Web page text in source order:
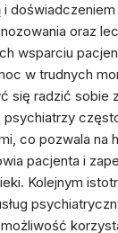
oraz
wsparciu
w trudnych
się radzić sobie
co pozwala na
pacjenta i
Kolejnym